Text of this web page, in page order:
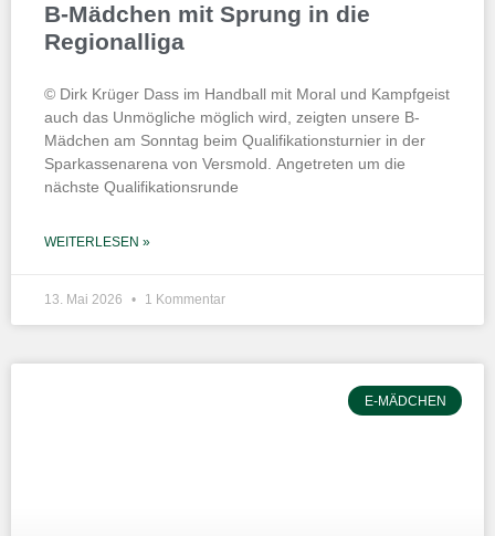
B-Mädchen mit Sprung in die
Regionalliga
© Dirk Krüger Dass im Handball mit Moral und Kampfgeist
auch das Unmögliche möglich wird, zeigten unsere B-
Mädchen am Sonntag beim Qualifikationsturnier in der
Sparkassenarena von Versmold. Angetreten um die
nächste Qualifikationsrunde
WEITERLESEN »
13. Mai 2026 1 Kommentar
E-MÄDCHEN